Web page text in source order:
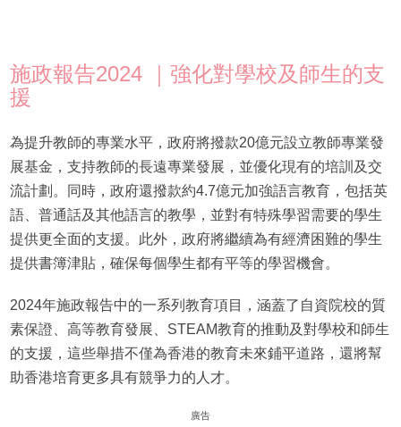
施政報告2024 ｜強化對學校及師生的支
援
為提升教師的專業水平，政府將撥款20億元設立教師專業發
展基金，支持教師的長遠專業發展，並優化現有的培訓及交
流計劃。同時，政府還撥款約4.7億元加強語言教育，包括英
語、普通話及其他語言的教學，並對有特殊學習需要的學生
提供更全面的支援。此外，政府將繼續為有經濟困難的學生
提供書簿津貼，確保每個學生都有平等的學習機會。
2024年施政報告中的一系列教育項目，涵蓋了自資院校的質
素保證、高等教育發展、STEAM教育的推動及對學校和師生
的支援，這些舉措不僅為香港的教育未來鋪平道路，還將幫
助香港培育更多具有競爭力的人才。
廣告